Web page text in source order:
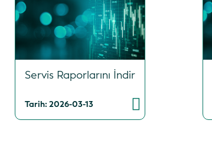
Servis Raporlarını İndir
Tarih: 2026-03-13